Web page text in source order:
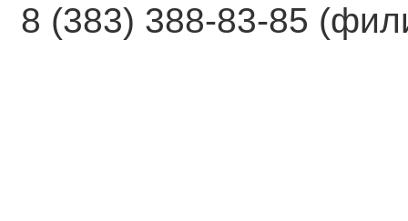
8 (383) 388-83-85